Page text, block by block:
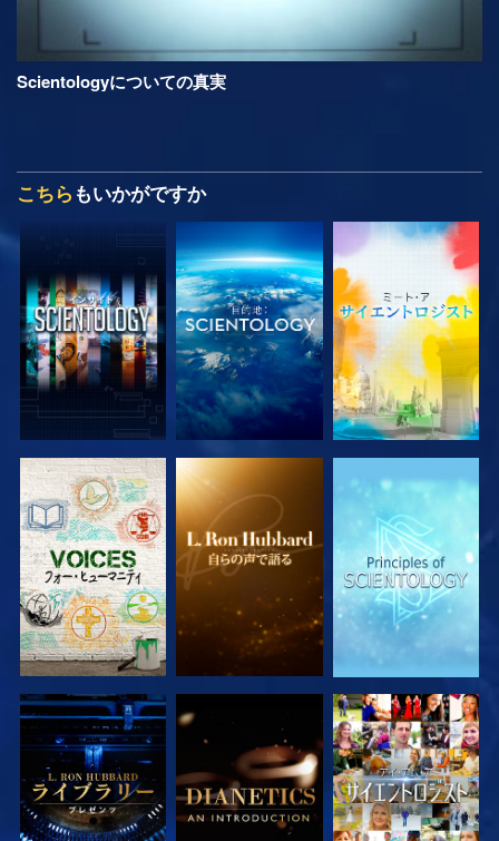
Scientologyについての真実
こちら もいかがですか
シリーズを探求 シリーズを探求 シリーズを探求
シリーズを探求 シリーズを探求 観る